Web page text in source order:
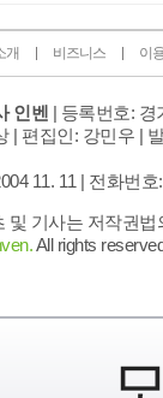
개 비즈니스 이
인벤 | 등록번호: 경
| 편집인: 강민우 |
11. 11 | 전화번호
및 기사는 저작권
All rights